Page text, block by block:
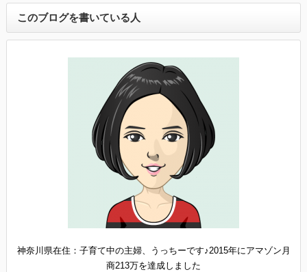
このブログを書いている人
神奈川県在住：子育て中の主婦、うっちーです♪2015年にアマゾン月
商213万を達成しました